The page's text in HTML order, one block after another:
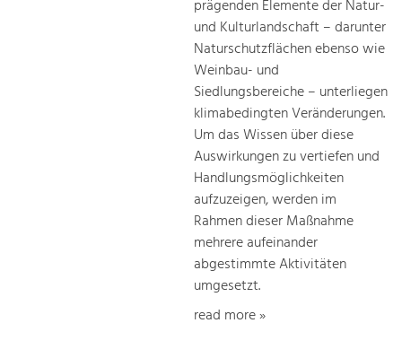
prägenden Elemente der Natur-
und Kulturlandschaft – darunter
Naturschutzflächen ebenso wie
Weinbau- und
Siedlungsbereiche – unterliegen
klimabedingten Veränderungen.
Um das Wissen über diese
Auswirkungen zu vertiefen und
Handlungsmöglichkeiten
aufzuzeigen, werden im
Rahmen dieser Maßnahme
mehrere aufeinander
abgestimmte Aktivitäten
umgesetzt.
read more »